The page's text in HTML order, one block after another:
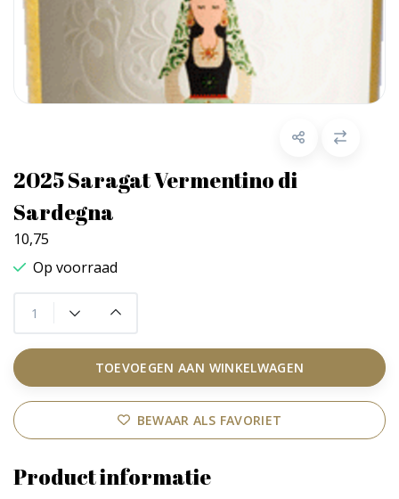
2025 Saragat Vermentino di
Sardegna
10,75
Op voorraad
TOEVOEGEN AAN WINKELWAGEN
BEWAAR ALS FAVORIET
Product informatie